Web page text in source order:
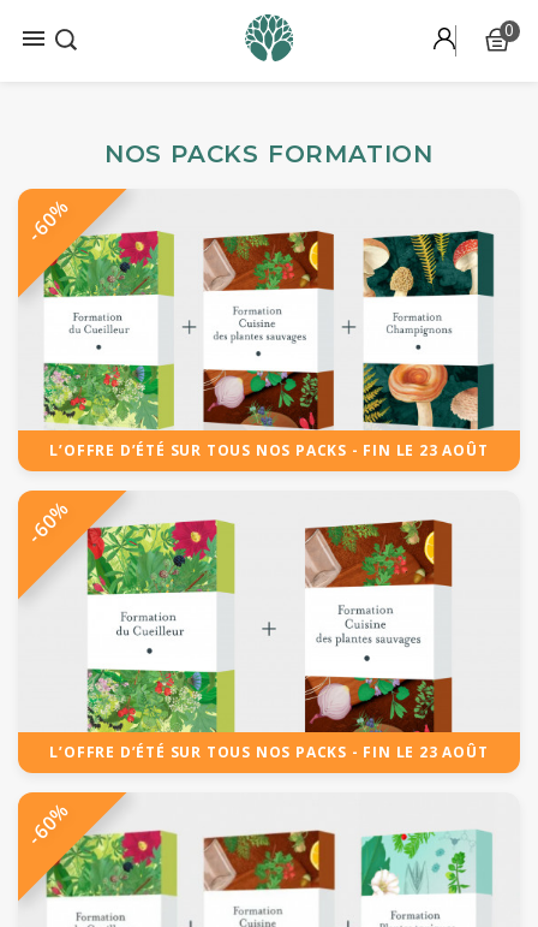
 0
NOS PACKS FORMATION
L’OFFRE D’ÉTÉ SUR TOUS NOS PACKS - FIN LE 23 AOÛT
-60%
L’OFFRE D’ÉTÉ SUR TOUS NOS PACKS - FIN LE 23 AOÛT
-60%
-60%